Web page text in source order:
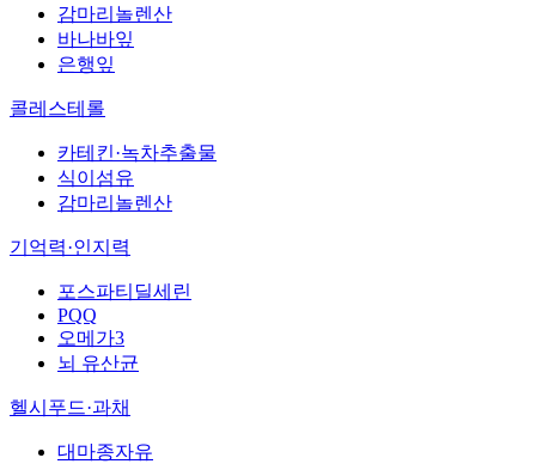
감마리놀렌산
바나바잎
은행잎
콜레스테롤
카테킨·녹차추출물
식이섬유
감마리놀렌산
기억력·인지력
포스파티딜세린
PQQ
오메가3
뇌 유산균
헬시푸드·과채
대마종자유